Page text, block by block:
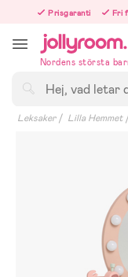
innehållet
Prisgaranti Fri
Nordens största
Leksaker Lilla Hemmet